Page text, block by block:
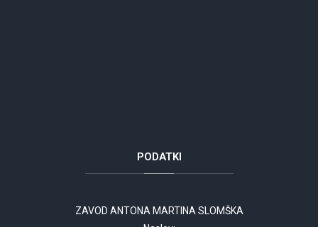
PODATKI
ZAVOD ANTONA MARTINA SLOMŠKA